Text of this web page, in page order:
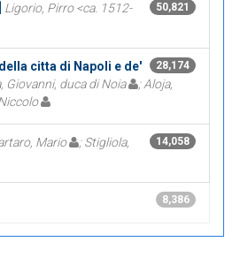
50,821
Ligorio, Pirro <ca. 1512-
28,174
citta di Napoli e de'
Giovanni, duca di Noia
; Aloja,
14,058
Mario
; Stigliola,
8,386